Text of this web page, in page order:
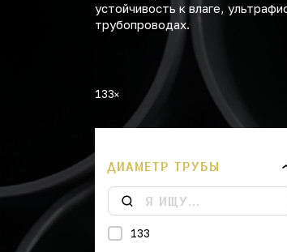
устойчивость к влаге,
трубопроводах.
133
ДИАМЕТР ТРУБЫ
133